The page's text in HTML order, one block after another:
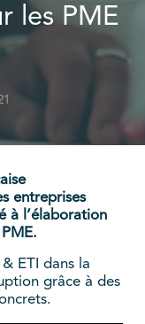
les PME
entreprises
à l’élaboration
ETI dans la
grâce à des